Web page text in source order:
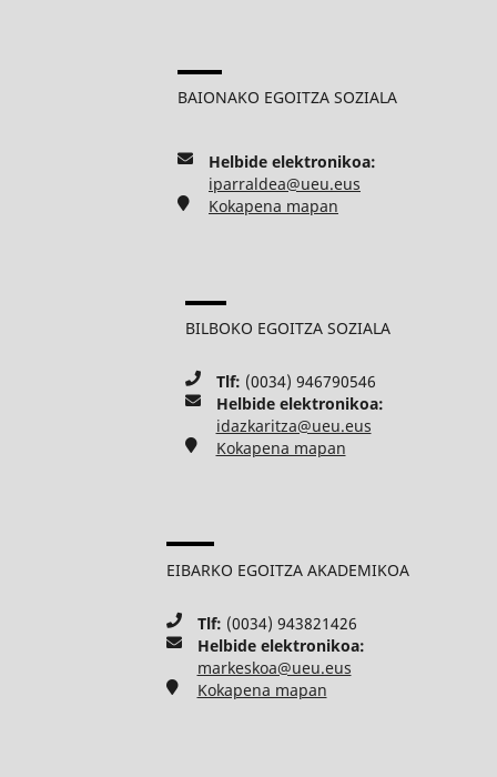
BAIONAKO EGOITZA SOZIALA
Helbide elektronikoa:
iparraldea@ueu.eus
Kokapena mapan
BILBOKO EGOITZA SOZIALA
Tlf: (0034) 946790546
Helbide elektronikoa:
idazkaritza@ueu.eus
Kokapena mapan
EIBARKO EGOITZA AKADEMIKOA
Tlf: (0034) 943821426
Helbide elektronikoa:
markeskoa@ueu.eus
Kokapena mapan